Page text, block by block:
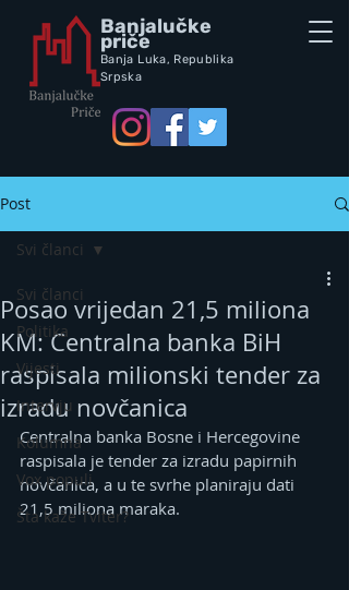
Banjalučke
priče
Banja Luka, Republika
Srpska
Post
Svi članci
Politika
Vijesti
Intervju
Kolumna
Vox populi
Šta kaže Tviter?
Svi članci
Posao vrijedan 21,5 miliona
KM: Centralna banka BiH
raspisala milionski tender za
izradu novčanica
Centralna banka Bosne i Hercegovine
raspisala je tender za izradu papirnih
novčanica, a u te svrhe planiraju dati
21,5 miliona maraka.